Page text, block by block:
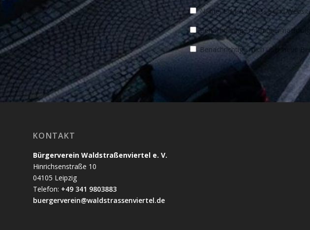
Name, E-Mail-Adresse und
Benachrichtige mich über
Benachrichtige mich über neue
KONTAKT
Bürgerverein Waldstraßenviertel e. V.
Hinrichsenstraße 10
04105 Leipzig
Telefon: +49 341 9803883
buergerverein@waldstrassenviertel.de